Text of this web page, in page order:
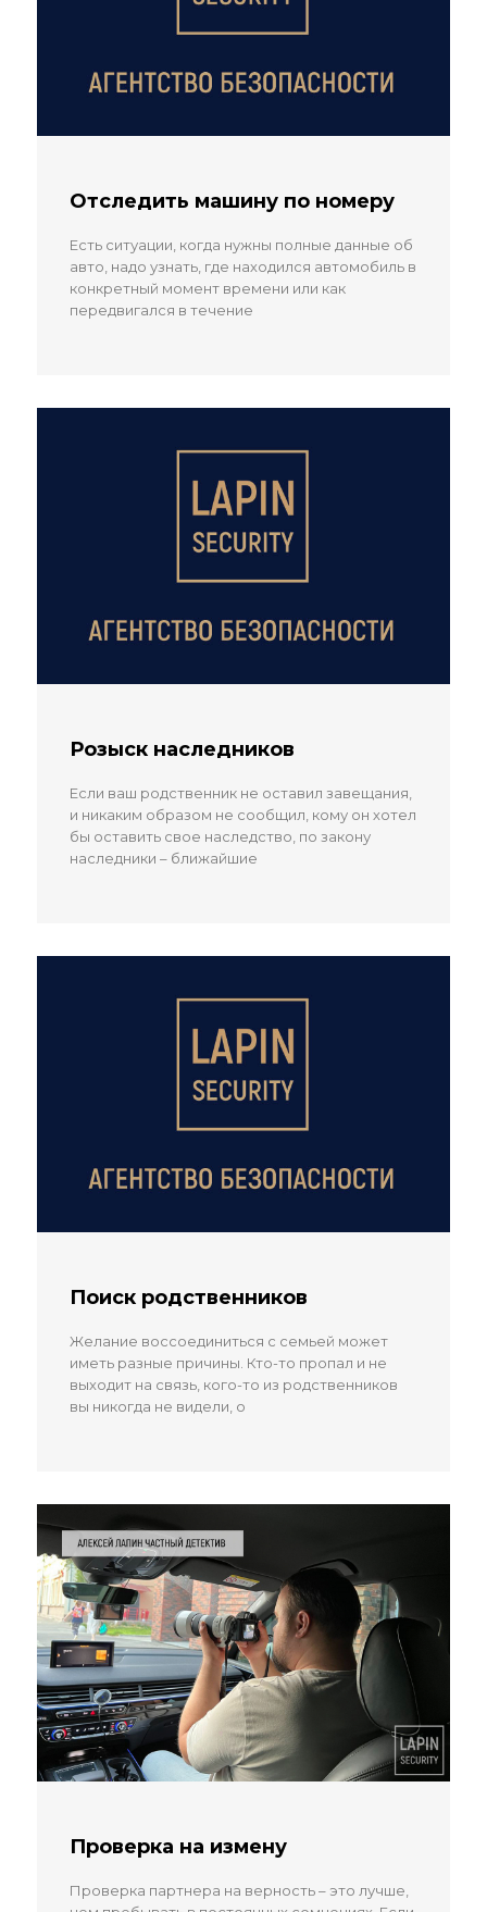
Отследить машину по номеру
Есть ситуации, когда нужны полные данные об
авто, надо узнать, где находился автомобиль в
конкретный момент времени или как
передвигался в течение
Розыск наследников
Если ваш родственник не оставил завещания,
и никаким образом не сообщил, кому он хотел
бы оставить свое наследство, по закону
наследники – ближайшие
Поиск родственников
Желание воссоединиться с семьей может
иметь разные причины. Кто-то пропал и не
выходит на связь, кого-то из родственников
вы никогда не видели, о
Проверка на измену
Проверка партнера на верность – это лучше,